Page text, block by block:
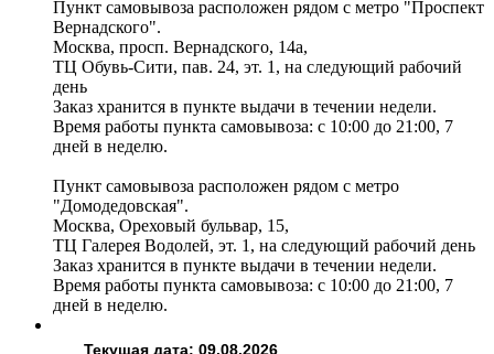
Пункт самовывоза расположен рядом с метро "Проспект
Вернадского".
Москва, просп. Вернадского, 14а,
ТЦ Обувь-Сити, пав. 24, эт. 1, на следующий рабочий
день
Заказ хранится в пункте выдачи в течении недели.
Время работы пункта самовывоза: с 10:00 до 21:00, 7
дней в неделю.
Пункт самовывоза расположен рядом с метро
"Домодедовская".
Москва, Ореховый бульвар, 15,
ТЦ Галерея Водолей, эт. 1, на следующий рабочий день
Заказ хранится в пункте выдачи в течении недели.
Время работы пункта самовывоза: с 10:00 до 21:00, 7
дней в неделю.
Текущая дата: 09.08.2026